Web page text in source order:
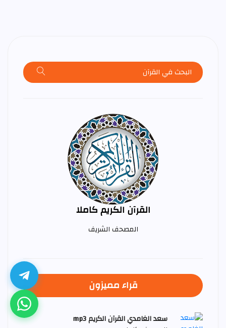
القرآن الكريم كاملا
المصحف الشريف
قراء مميزون
سعد الغامدي القرآن الكريم mp3